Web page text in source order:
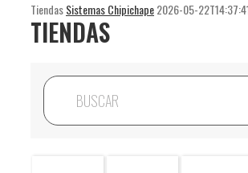
TiendasSistemas Chipichape2026-05-
TIENDAS